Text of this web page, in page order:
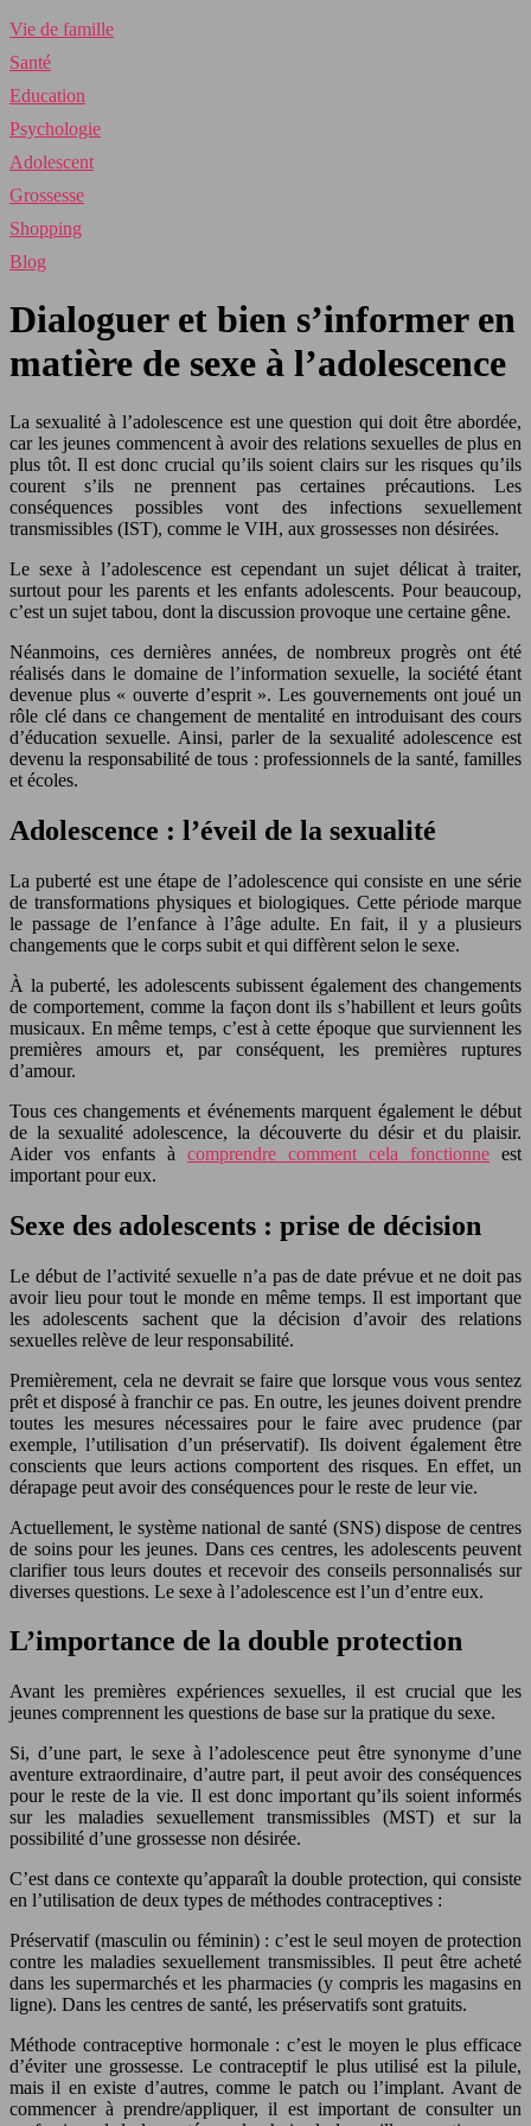
Vie de famille
Santé
Education
Psychologie
Adolescent
Grossesse
Shopping
Blog
Dialoguer et bien s’informer en
matière de sexe à l’adolescence
La sexualité à l’adolescence est une question qui doit être abordée,
car les jeunes commencent à avoir des relations sexuelles de plus en
plus tôt. Il est donc crucial qu’ils soient clairs sur les risques qu’ils
courent s’ils ne prennent pas certaines précautions. Les
conséquences possibles vont des infections sexuellement
transmissibles (IST), comme le VIH, aux grossesses non désirées.
Le sexe à l’adolescence est cependant un sujet délicat à traiter,
surtout pour les parents et les enfants adolescents. Pour beaucoup,
c’est un sujet tabou, dont la discussion provoque une certaine gêne.
Néanmoins, ces dernières années, de nombreux progrès ont été
réalisés dans le domaine de l’information sexuelle, la société étant
devenue plus « ouverte d’esprit ». Les gouvernements ont joué un
rôle clé dans ce changement de mentalité en introduisant des cours
d’éducation sexuelle. Ainsi, parler de la sexualité adolescence est
devenu la responsabilité de tous : professionnels de la santé, familles
et écoles.
Adolescence : l’éveil de la sexualité
La puberté est une étape de l’adolescence qui consiste en une série
de transformations physiques et biologiques. Cette période marque
le passage de l’enfance à l’âge adulte. En fait, il y a plusieurs
changements que le corps subit et qui diffèrent selon le sexe.
À la puberté, les adolescents subissent également des changements
de comportement, comme la façon dont ils s’habillent et leurs goûts
musicaux. En même temps, c’est à cette époque que surviennent les
premières amours et, par conséquent, les premières ruptures
d’amour.
Tous ces changements et événements marquent également le début
de la sexualité adolescence, la découverte du désir et du plaisir.
Aider vos enfants à comprendre comment cela fonctionne est
important pour eux.
Sexe des adolescents : prise de décision
Le début de l’activité sexuelle n’a pas de date prévue et ne doit pas
avoir lieu pour tout le monde en même temps. Il est important que
les adolescents sachent que la décision d’avoir des relations
sexuelles relève de leur responsabilité.
Premièrement, cela ne devrait se faire que lorsque vous vous sentez
prêt et disposé à franchir ce pas. En outre, les jeunes doivent prendre
toutes les mesures nécessaires pour le faire avec prudence (par
exemple, l’utilisation d’un préservatif). Ils doivent également être
conscients que leurs actions comportent des risques. En effet, un
dérapage peut avoir des conséquences pour le reste de leur vie.
Actuellement, le système national de santé (SNS) dispose de centres
de soins pour les jeunes. Dans ces centres, les adolescents peuvent
clarifier tous leurs doutes et recevoir des conseils personnalisés sur
diverses questions. Le sexe à l’adolescence est l’un d’entre eux.
L’importance de la double protection
Avant les premières expériences sexuelles, il est crucial que les
jeunes comprennent les questions de base sur la pratique du sexe.
Si, d’une part, le sexe à l’adolescence peut être synonyme d’une
aventure extraordinaire, d’autre part, il peut avoir des conséquences
pour le reste de la vie. Il est donc important qu’ils soient informés
sur les maladies sexuellement transmissibles (MST) et sur la
possibilité d’une grossesse non désirée.
C’est dans ce contexte qu’apparaît la double protection, qui consiste
en l’utilisation de deux types de méthodes contraceptives :
Préservatif (masculin ou féminin) : c’est le seul moyen de protection
contre les maladies sexuellement transmissibles. Il peut être acheté
dans les supermarchés et les pharmacies (y compris les magasins en
ligne). Dans les centres de santé, les préservatifs sont gratuits.
Méthode contraceptive hormonale : c’est le moyen le plus efficace
d’éviter une grossesse. Le contraceptif le plus utilisé est la pilule,
mais il en existe d’autres, comme le patch ou l’implant. Avant de
commencer à prendre/appliquer, il est important de consulter un